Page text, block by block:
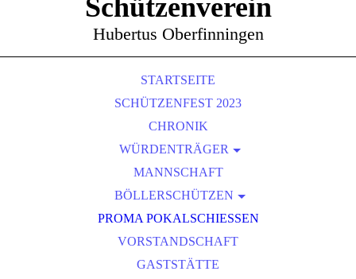
Schützenverein
Hubertus Oberfinningen
STARTSEITE
SCHÜTZENFEST 2023
CHRONIK
WÜRDENTRÄGER
SCHÜTZENKÖNIGE
VEREINSMEISTER
MANNSCHAFT
BÖLLERSCHÜTZEN
OKTOBERFEST & BÖLLERSCHIESSEN
BILDER HUBERTUSMESSE
VIDEO NEUJAHRSBÖLLERN
PROMA POKALSCHIESSEN
VORSTANDSCHAFT
GASTSTÄTTE